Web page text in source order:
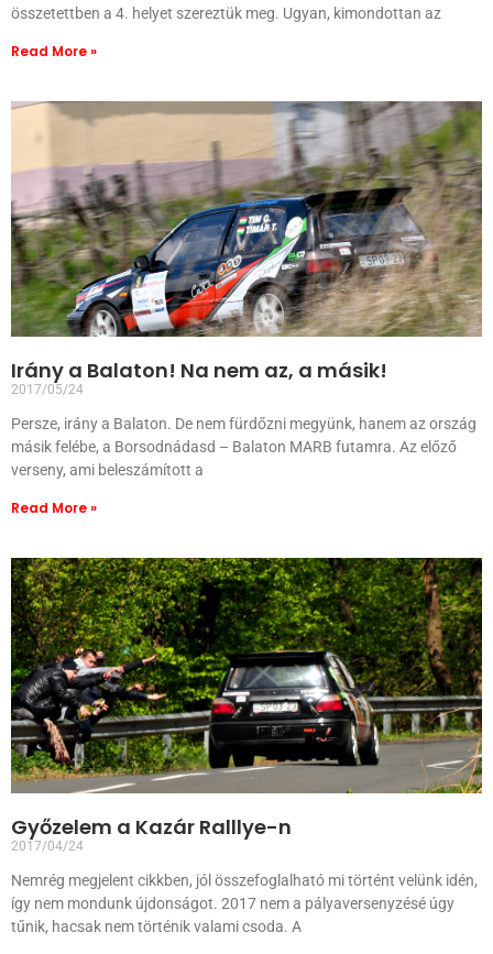
összetettben a 4. helyet szereztük meg. Ugyan, kimondottan az
Read More »
Irány a Balaton! Na nem az, a másik!
2017/05/24
Persze, irány a Balaton. De nem fürdőzni megyünk, hanem az ország
másik felébe, a Borsodnádasd – Balaton MARB futamra. Az előző
verseny, ami beleszámított a
Read More »
Győzelem a Kazár Ralllye-n
2017/04/24
Nemrég megjelent cikkben, jól összefoglalható mi történt velünk idén,
így nem mondunk újdonságot. 2017 nem a pályaversenyzésé úgy
tűnik, hacsak nem történik valami csoda. A